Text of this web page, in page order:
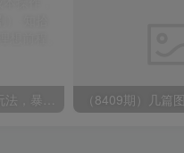
（9420期）最新短剧玩法，暴力变现日入1000+私域零成本操作，全程干货（附1400G短剧）